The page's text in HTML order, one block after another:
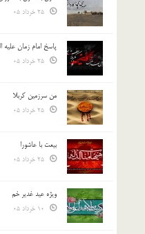
پاسخ امام زمان علیه
من سرزمین کربلا
بیعت با عاشورا
ویژه عید غدیر خم